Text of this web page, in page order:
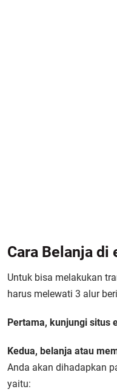
Cara Belanja di
Untuk bisa melakukan
harus melewati 3 alur
Pertama, kunjungi situs
Kedua, belanja atau
Anda akan dihadapkan
yaitu: